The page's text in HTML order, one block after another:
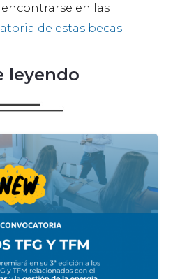
en las
de estas becas.
leyendo